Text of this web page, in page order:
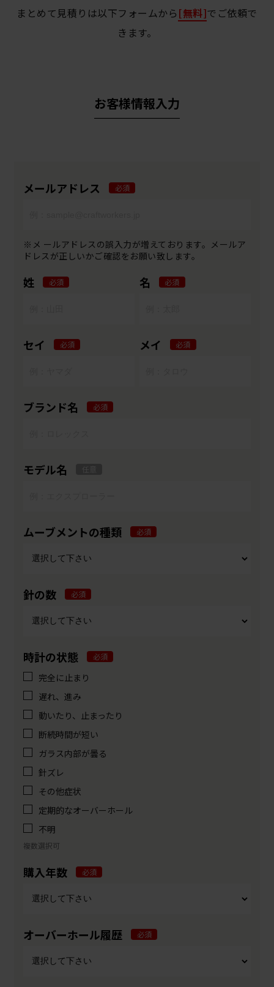
まとめて見積りは以下フォームから [無料]でご依頼で
きます。
お客様情報入力
メールアドレス 必須
※メ ールアドレスの誤入力が増えております。メールア
ドレスが正しいかご確認をお願い致します。
姓 必須 名 必須
セイ 必須 メイ 必須
ブランド名 必須
モデル名
ムーブメントの種類 必須
針の数 必須
時計の状態 必須
完全に止まり
遅れ、進み
動いたり、止まったり
断続時間が短い
ガラス内部が曇る
針ズレ
その他症状
定期的なオーバーホール
不明
複数選択可
購入年数 必須
オーバーホール履歴 必須